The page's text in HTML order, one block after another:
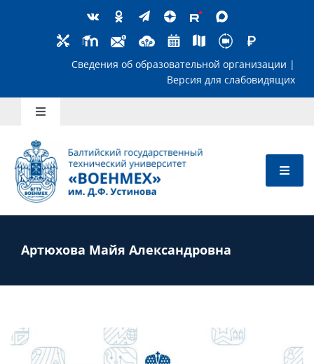
Сведения об образовательной
Toggle
Школьникам
Абитуриентам
Преподавателям
Слушателям
Артюхова Майя Александровна